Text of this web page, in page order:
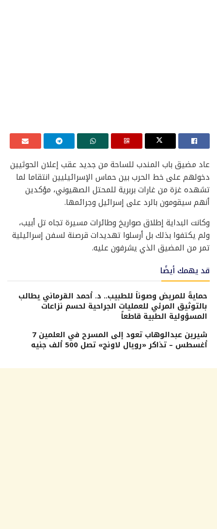
عاد مضيق باب المندب للساحة من جديد عقب إعلان الحوثيين
دخولهم على خط الحرب بين حماس الإسرائيليين انتقاما لما
تشهده غزة من غارات بربرية للمحتل الصهيوني، مؤكدين
أنهم سيقومون بالرد على إسرائيل وجرائمها.
وكانت البداية إطلاق صواريخ وطائرات مسيرة تجاه تل أبيب،
ولم يكتفوا بذلك بل أرسلوا تهديدات قرصنة لسفن إسرائيلية
تمر من المضيق الذي يشرفون عليه.
قد يهمك أيضًا
حمايةً للمريض وصوناً للطبيب.. د. أحمد القرماني يطالب
بالتوثيق المرئي للعمليات الجراحية لحسم نزاعات
المسؤولية الطبية قاطعاً
شيرين عبدالوهاب تعود إلى المسرح في العلمين 7
أغسطس – تذاكر «رويال لاونج» تصل 500 ألف جنيه